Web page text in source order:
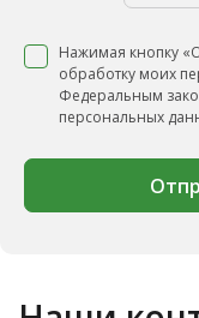
Нажимая кнопку
обработку моих
Федеральным
персональных